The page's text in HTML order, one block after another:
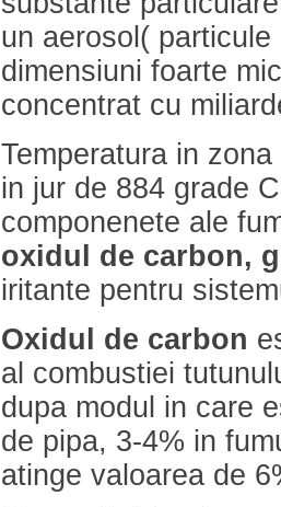
un aerosol(
dimensiuni foarte
concentrat cu
Temperatura in
in jur de 884 grade
componenete ale
oxidul de carbon,
iritante pentru
Oxidul de carbon
al combustiei
dupa modul in care
de pipa, 3-4% in
atinge valoarea de